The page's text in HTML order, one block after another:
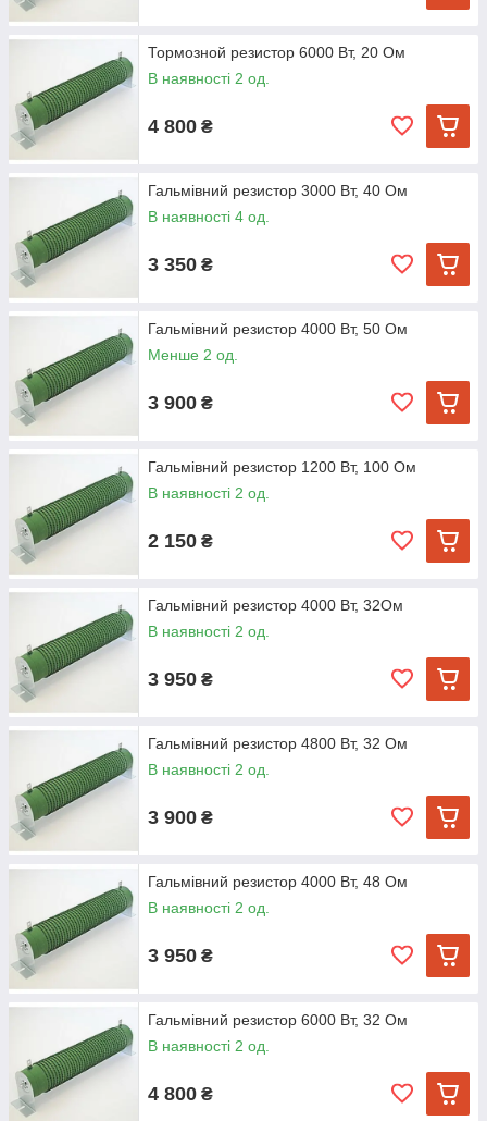
Тормозной резистор 6000 Вт, 20 Ом
В наявності 2 од.
4 800 ₴
Гальмівний резистор 3000 Вт, 40 Ом
В наявності 4 од.
3 350 ₴
Гальмівний резистор 4000 Вт, 50 Ом
Менше 2 од.
3 900 ₴
Гальмівний резистор 1200 Вт, 100 Ом
В наявності 2 од.
2 150 ₴
Гальмівний резистор 4000 Вт, 32Ом
В наявності 2 од.
3 950 ₴
Гальмівний резистор 4800 Вт, 32 Ом
В наявності 2 од.
3 900 ₴
Гальмівний резистор 4000 Вт, 48 Ом
В наявності 2 од.
3 950 ₴
Гальмівний резистор 6000 Вт, 32 Ом
В наявності 2 од.
4 800 ₴